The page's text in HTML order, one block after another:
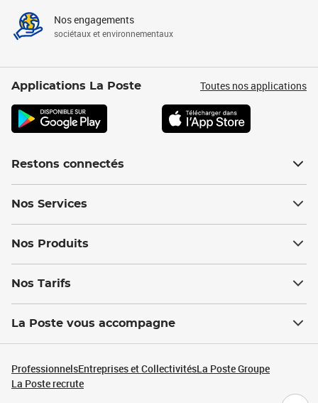
Nos engagements
sociétaux et environnementaux
Applications La Poste Toutes nos applications
Restons connectés
Nos Services
Nos Produits
Nos Tarifs
La Poste vous accompagne
ProfessionnelsEntreprises et CollectivitésLa Poste Groupe
La Poste recrute